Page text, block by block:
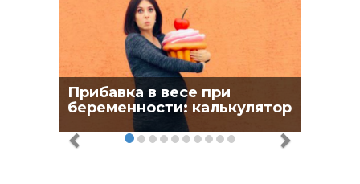
Прибавка в весе при
беременности: калькулятор